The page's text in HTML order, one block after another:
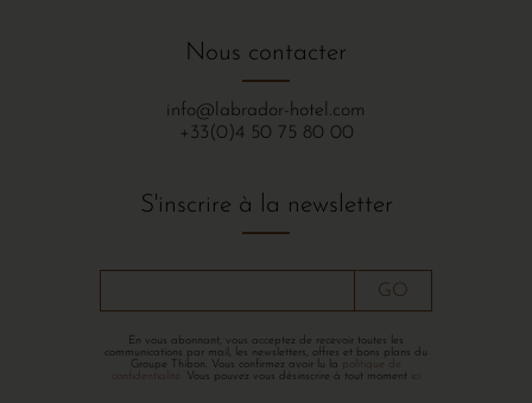
Nous contacter
info@labrador-hotel.com
+33(0)4 50 75 80 00
S'inscrire à la newsletter
GO
En vous abonnant, vous acceptez de recevoir toutes les
communications par mail, les newsletters, offres et bons plans du
Groupe Thibon. Vous confirmez avoir lu la politique de
confidentialité
. Vous pouvez vous désinscrire à tout moment